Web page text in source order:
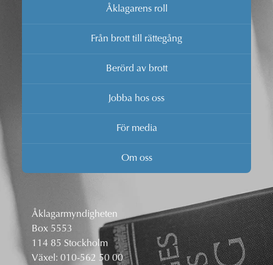
Åklagarens roll
Från brott till rättegång
Berörd av brott
Jobba hos oss
För media
Om oss
Åklagarmyndigheten
Box 5553
114 85 Stockholm
Växel: 010-562 50 00